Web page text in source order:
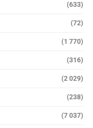
(633)
(72)
(1 770)
(316)
(2 029)
(238)
(7 037)